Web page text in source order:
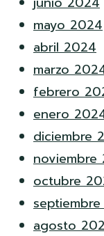
mayo 2024
abril 2024
marzo
febrero
enero
diciembre
noviembre
octubre
agosto